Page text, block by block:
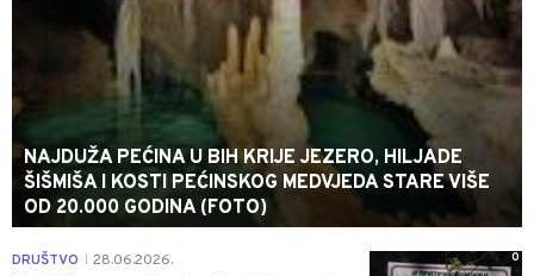
NAJDUŽA PEĆINA U BIH KRIJE JEZERO, HILJADE
ŠIŠMIŠA I KOSTI PEĆINSKOG MEDVJEDA STARE VIŠE
OD 20.000 GODINA (FOTO)
0
DRUŠTVO 28.06.2026.